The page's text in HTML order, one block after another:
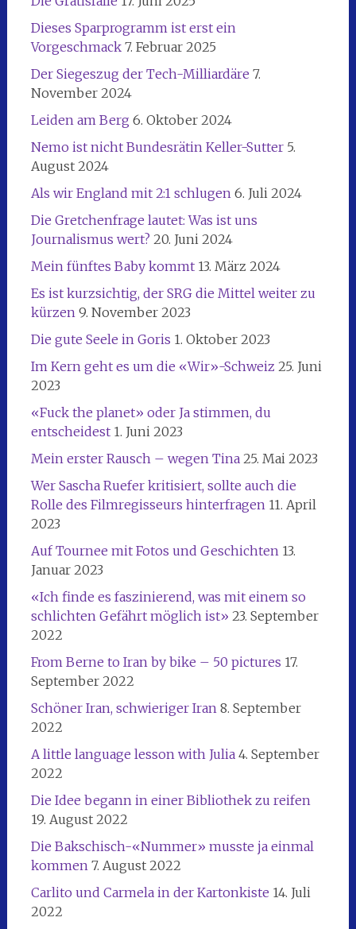
Dieses Sparprogramm ist erst ein
Vorgeschmack 7. Februar 2025
Der Siegeszug der Tech-Milliardäre 7.
November 2024
Leiden am Berg 6. Oktober 2024
Nemo ist nicht Bundesrätin Keller-Sutter 5.
August 2024
Als wir England mit 2:1 schlugen 6. Juli 2024
Die Gretchenfrage lautet: Was ist uns
Journalismus wert? 20. Juni 2024
Mein fünftes Baby kommt 13. März 2024
Es ist kurzsichtig, der SRG die Mittel weiter zu
kürzen 9. November 2023
Die gute Seele in Goris 1. Oktober 2023
Im Kern geht es um die «Wir»-Schweiz 25. Juni
2023
«Fuck the planet» oder Ja stimmen, du
entscheidest 1. Juni 2023
Mein erster Rausch – wegen Tina 25. Mai 2023
Wer Sascha Ruefer kritisiert, sollte auch die
Rolle des Filmregisseurs hinterfragen 11. April
2023
Auf Tournee mit Fotos und Geschichten 13.
Januar 2023
«Ich finde es faszinierend, was mit einem so
schlichten Gefährt möglich ist» 23. September
2022
From Berne to Iran by bike – 50 pictures 17.
September 2022
Schöner Iran, schwieriger Iran 8. September
2022
A little language lesson with Julia 4. September
2022
Die Idee begann in einer Bibliothek zu reifen
19. August 2022
Die Bakschisch-«Nummer» musste ja einmal
kommen 7. August 2022
Carlito und Carmela in der Kartonkiste 14. Juli
2022